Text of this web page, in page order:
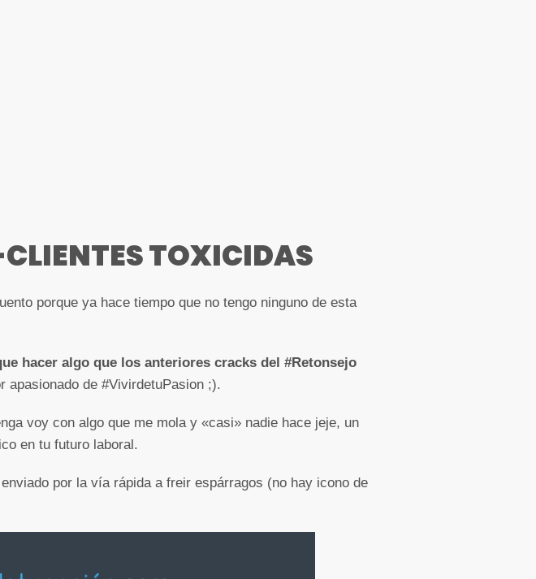
TOXICIDAS
porque ya hace tiempo que no tengo ninguno de esta
hacer algo que los anteriores cracks del #Retonsejo
apasionado de #VivirdetuPasion ;).
voy con algo que me mola y «casi» nadie hace jeje, un
en tu futuro laboral.
por la vía rápida a freir espárragos (no hay icono de